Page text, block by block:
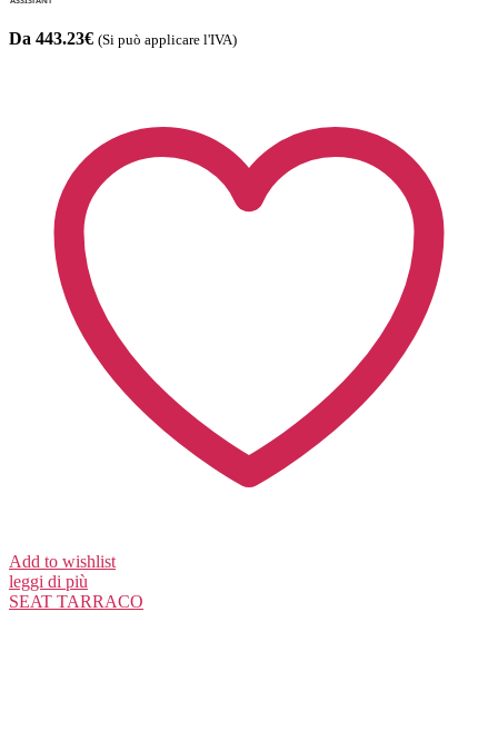
Da 443.23€ (Si può applicare l'IVA)
Add to wishlist
leggi di più
SEAT TARRACO